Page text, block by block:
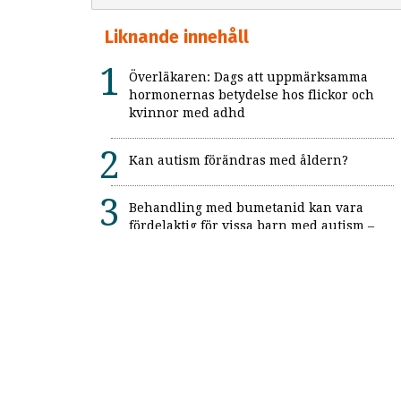
Liknande innehåll
Överläkaren: Dags att uppmärksamma
hormonernas betydelse hos flickor och
kvinnor med adhd
Kan autism förändras med åldern?
Behandling med bumetanid kan vara
fördelaktig för vissa barn med autism –